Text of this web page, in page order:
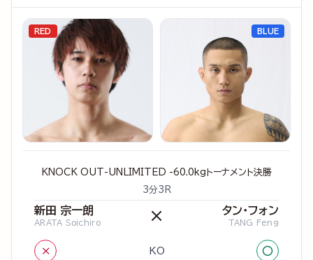
RED
KNOCK OUT-UNLIMITED -60.0kgトーナメント決勝
3分3R
新田 宗一朗
ARATA Soichiro × タン・フォン
TANG Feng
× KO ○
BLUE